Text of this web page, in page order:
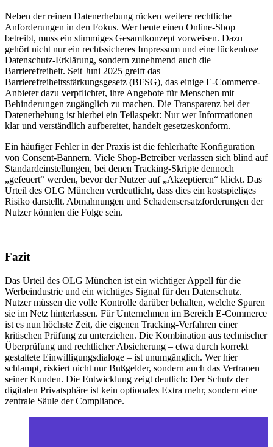
Neben der reinen Datenerhebung rücken weitere rechtliche
Anforderungen in den Fokus. Wer heute einen Online-Shop
betreibt, muss ein stimmiges Gesamtkonzept vorweisen. Dazu
gehört nicht nur ein rechtssicheres Impressum und eine lückenlose
Datenschutz-Erklärung, sondern zunehmend auch die
Barrierefreiheit. Seit Juni 2025 greift das
Barrierefreiheitsstärkungsgesetz (BFSG), das einige E-Commerce-
Anbieter dazu verpflichtet, ihre Angebote für Menschen mit
Behinderungen zugänglich zu machen. Die Transparenz bei der
Datenerhebung ist hierbei ein Teilaspekt: Nur wer Informationen
klar und verständlich aufbereitet, handelt gesetzeskonform.
Ein häufiger Fehler in der Praxis ist die fehlerhafte Konfiguration
von Consent-Bannern. Viele Shop-Betreiber verlassen sich blind auf
Standardeinstellungen, bei denen Tracking-Skripte dennoch
„gefeuert“ werden, bevor der Nutzer auf „Akzeptieren“ klickt. Das
Urteil des OLG München verdeutlicht, dass dies ein kostspieliges
Risiko darstellt. Abmahnungen und Schadensersatzforderungen der
Nutzer könnten die Folge sein.
Fazit
Das Urteil des OLG München ist ein wichtiger Appell für die
Werbeindustrie und ein wichtiges Signal für den Datenschutz.
Nutzer müssen die volle Kontrolle darüber behalten, welche Spuren
sie im Netz hinterlassen. Für Unternehmen im Bereich E-Commerce
ist es nun höchste Zeit, die eigenen Tracking-Verfahren einer
kritischen Prüfung zu unterziehen. Die Kombination aus technischer
Überprüfung und rechtlicher Absicherung – etwa durch korrekt
gestaltete Einwilligungsdialoge – ist unumgänglich. Wer hier
schlampt, riskiert nicht nur Bußgelder, sondern auch das Vertrauen
seiner Kunden. Die Entwicklung zeigt deutlich: Der Schutz der
digitalen Privatsphäre ist kein optionales Extra mehr, sondern eine
zentrale Säule der Compliance.